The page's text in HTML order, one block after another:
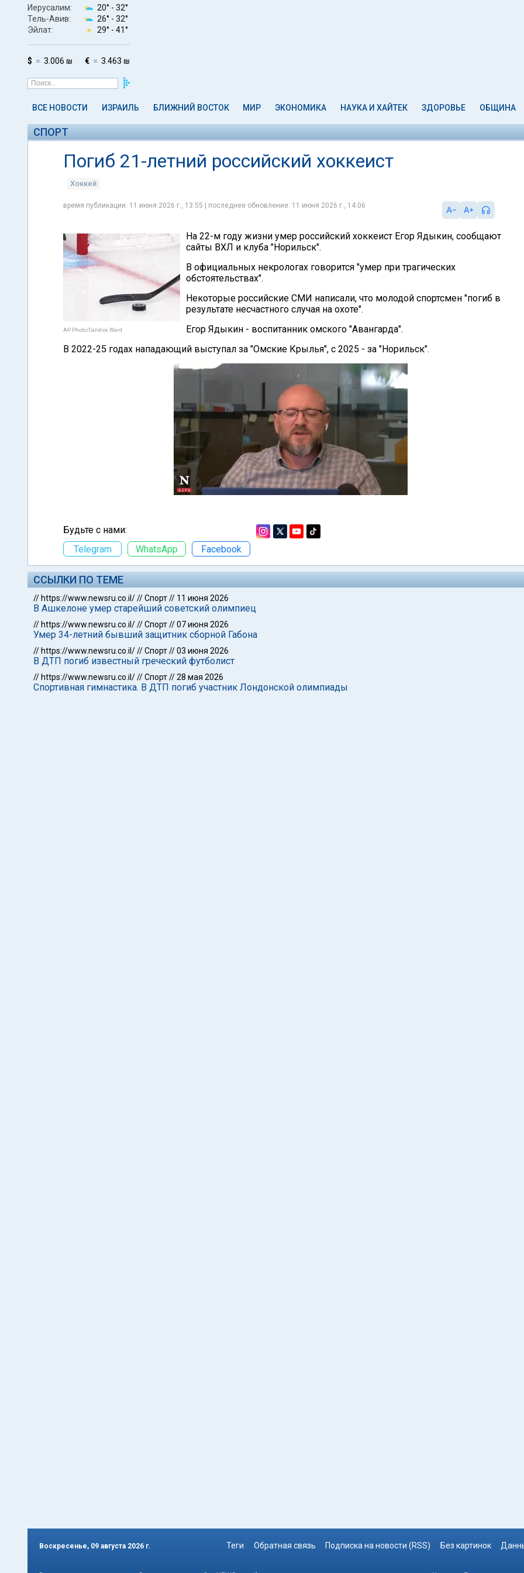
Иерусалим: 20° - 32°
Тель-Авив:
26° - 32°
Эйлат:
29° - 41°
$ 3.006 ₪ € 3.463 ₪
ВСЕ НОВОСТИ ИЗРАИЛЬ БЛИЖНИЙ ВОСТОК МИР ЭКОНОМИКА НАУКА И ХАЙТЕК ЗДОРОВЬЕ ОБЩИНА
СПОРТ
Погиб 21-летний российский хоккеист
Хоккей
время публикации: 11 июня 2026 г., 13:55 | последнее обновление: 11 июня 2026 г., 14:06
AP Photo/Candice Ward
На 22-м году жизни умер российский хоккеист Егор Ядыкин, сообщают
сайты ВХЛ и клуба "Норильск".
В официальных некрологах говорится "умер при трагических
обстоятельствах".
Некоторые российские СМИ написали, что молодой спортсмен "погиб в
результате несчастного случая на охоте".
Егор Ядыкин - воспитанник омского "Авангарда".
В 2022-25 годах нападающий выступал за "Омские Крылья", с 2025 - за "Норильск".
Будьте с нами:
Telegram
WhatsApp Facebook
ССЫЛКИ ПО ТЕМЕ
// https://www.newsru.co.il///Спорт// 11 июня 2026
В Ашкелоне умер старейший советский олимпиец
// https://www.newsru.co.il///Спорт//07 июня 2026
Умер 34-летний бывший защитник сборной Габона
// https://www.newsru.co.il///Спорт//03 июня 2026
В ДТП погиб известный греческий футболист
// https://www.newsru.co.il///Спорт//28 мая 2026
Спортивная гимнастика. В ДТП погиб участник Лондонской олимпиады
Воскресенье, 09 августа 2026 г. Теги Обратная связь Подписка на новости (RSS) Без картинок